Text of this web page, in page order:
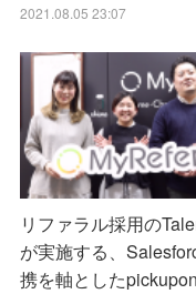
2021.08.05 23:07
リファラル採用の
が実施する、
携を軸とした